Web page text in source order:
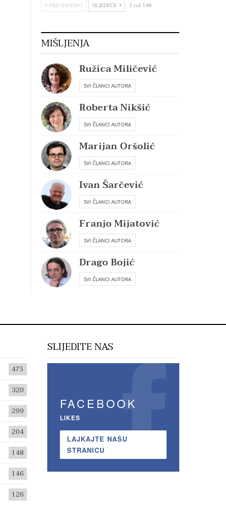
PRETHODNO SLJEDEĆE 1 od 198
MIŠLJENJA
Ružica Miličević
SVI ČLANCI AUTORA
Roberta Nikšić
SVI ČLANCI AUTORA
Marijan Oršolić
SVI ČLANCI AUTORA
Ivan Šarčević
SVI ČLANCI AUTORA
Franjo Mijatović
SVI ČLANCI AUTORA
Drago Bojić
SVI ČLANCI AUTORA
475
320
299
204
148
146
126
SLIJEDITE NAS
FACEBOOK
LIKES
LAJKAJTE NAŠU
STRANICU